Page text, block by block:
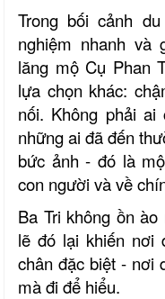
Trong bối cảnh
nghiệm nhanh và
lăng mộ Cụ Phan
lựa chọn khác:
nối. Không phải
những ai đã đến
bức ảnh - đó là
con người và về
Ba Tri không ồn
lẽ đó lại khiến nơi
chân đặc biệt - nơi
mà đi để hiểu.